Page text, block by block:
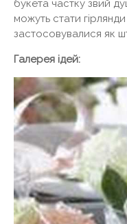
букета частку звий
можуть стати
застосовувалися як
Галерея ідей: